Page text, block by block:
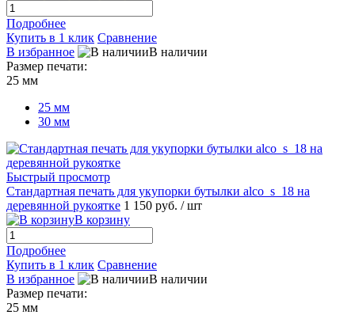
Подробнее
Купить в 1 клик Сравнение
В избранное
В наличии
Размер печати:
25 мм
25 мм
30 мм
Быстрый просмотр
Стандартная печать для укупорки бутылки alco_s_18 на
деревянной рукоятке 1 150 руб. / шт
В корзину
Подробнее
Купить в 1 клик Сравнение
В избранное
В наличии
Размер печати:
25 мм